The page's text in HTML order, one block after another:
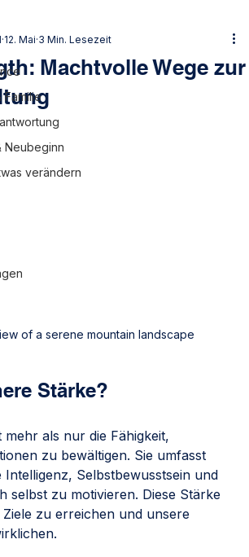
Familie
Neubeginn
verändern
Machtvolle Wege zur
12. Mai 3 Min. Lesezeit
of a serene mountain landscape
Stärke?
als nur die Fähigkeit,
zu bewältigen. Sie umfasst
Intelligenz, Selbstbewusstsein und
selbst zu motivieren. Diese Stärke
zu erreichen und unsere